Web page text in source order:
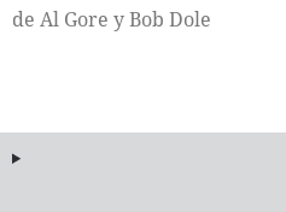
de Al Gore y Bob Dole